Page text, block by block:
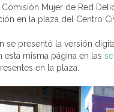
Mujer de Red
en la plaza del Centro
se presentó la versión
misma página en las
en la plaza.